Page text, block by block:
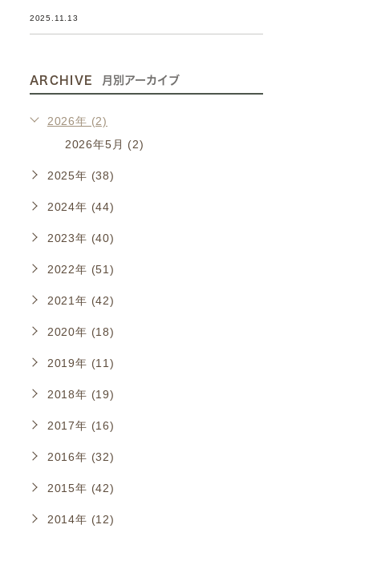
2025.11.13
ARCHIVE 月別アーカイブ
2026年 (2)
2026年5月 (2)
2025年 (38)
2024年 (44)
2023年 (40)
2022年 (51)
2021年 (42)
2020年 (18)
2019年 (11)
2018年 (19)
2017年 (16)
2016年 (32)
2015年 (42)
2014年 (12)